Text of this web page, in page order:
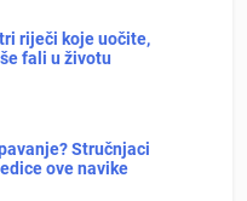
riječi koje uočite,
fali u životu
Stručnjaci
ove navike